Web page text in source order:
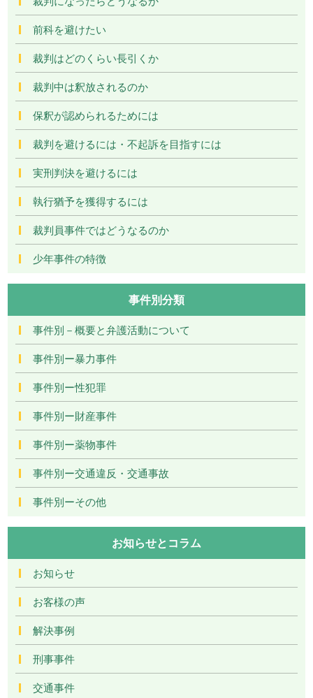
前科を避けたい
裁判はどのくらい長引くか
裁判中は釈放されるのか
保釈が認められるためには
裁判を避けるには・不起訴を目指すには
実刑判決を避けるには
執行猶予を獲得するには
裁判員事件ではどうなるのか
少年事件の特徴
事件別分類
事件別－概要と弁護活動について
事件別ー暴力事件
事件別ー性犯罪
事件別ー財産事件
事件別ー薬物事件
事件別ー交通違反・交通事故
事件別ーその他
お知らせとコラム
お知らせ
お客様の声
解決事例
刑事事件
交通事件